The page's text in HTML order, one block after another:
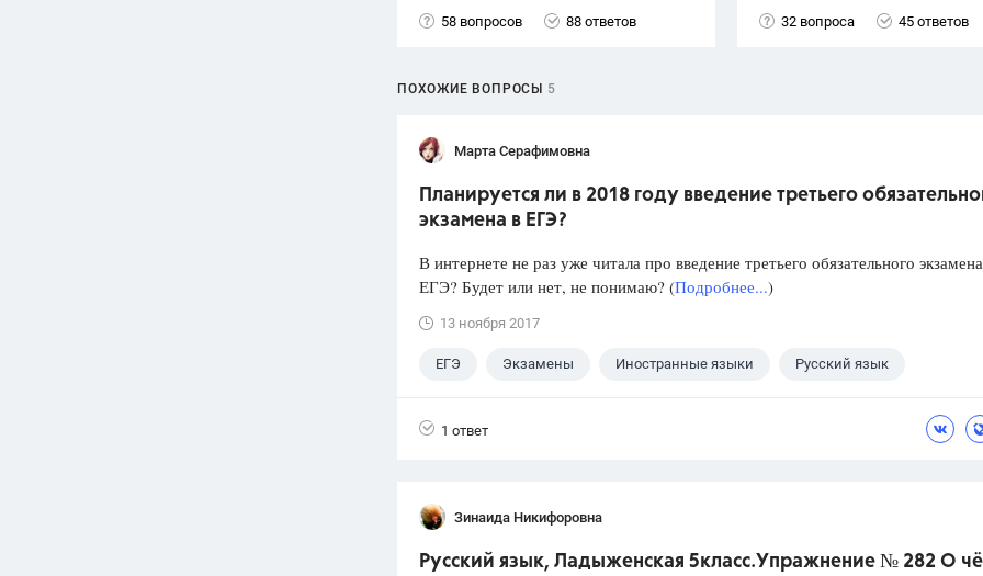
58 вопросов 88 ответов 32 вопроса 45 ответов
ПОХОЖИЕ ВОПРОСЫ 5
Марта Серафимовна
Планируется ли в 2018 году введение третьего
экзамена в ЕГЭ?
В интернете не раз уже читала про введение третьего обязательного
ЕГЭ? Будет или нет, не понимаю? (Подробнее...)
13 ноября 2017
ЕГЭ Экзамены Иностранные языки Русский язык
1 ответ
Зинаида Никифоровна
Русский язык, Ладыженская 5класс.Упражнение № 282 О